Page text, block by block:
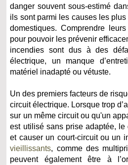
danger souvent sous-estimé
ils sont parmi les causes les
domestiques. Comprendre
pour pouvoir les prévenir
incendies sont dus à des
électrique, un manque
matériel inadapté ou vétuste.
Un des premiers facteurs de
circuit électrique. Lorsque trop
sur un même circuit ou qu'un
est utilisé sans prise adaptée, le
et causer un court-circuit ou un
vieillissants, comme des
peuvent également être à